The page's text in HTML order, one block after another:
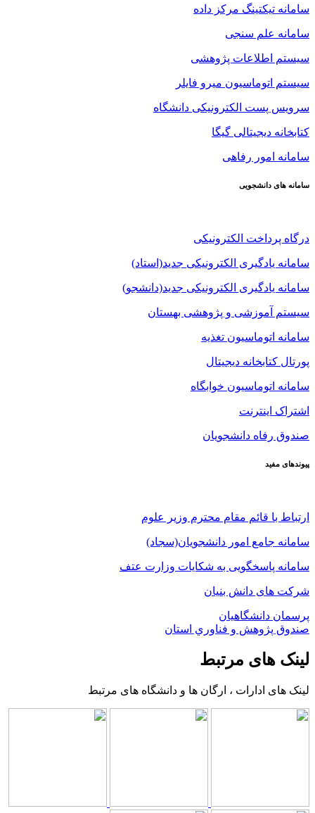
سامانه تیکتینگ مرکز داده
سامانه علم سنجی
سیستم اطلاعات پژوهشی
سیستم اتوماسیون میرو فایلر
سرویس پست الکترونیکی دانشگاه
کتابخانه دیجیتالی گیگا
سامانه امور رفاهی
سامانه های دانشجویی
درگاه پرداخت الکترونیکی
سامانه یادگیری الکترونیکی جدید(استاد)
سامانه یادگیری الکترونیکی جدید(دانشجو)
سیستم آموزشی و پژوهشی بهستان
سامانه اتوماسیون تغذیه
پورتال کتابخانه دیجیتال
سامانه اتوماسیون خوابگاه
اشتراک اینترنت
صندوق رفاه دانشجویان
پیوندهای مفید
ارتباط با قائم مقام محترم وزیر علوم
سامانه جامع امور دانشجویان(سجاد)
سامانه پاسخگویی به شکایات وزارت عتف
شرکت های دانش بنیان
پرسمان دانشگاهیان
صندوق پژوهش و فناوري استان
لینک های مرتبط
لینک های ادارات ، ارگان ها و دانشگاه های مرتبط